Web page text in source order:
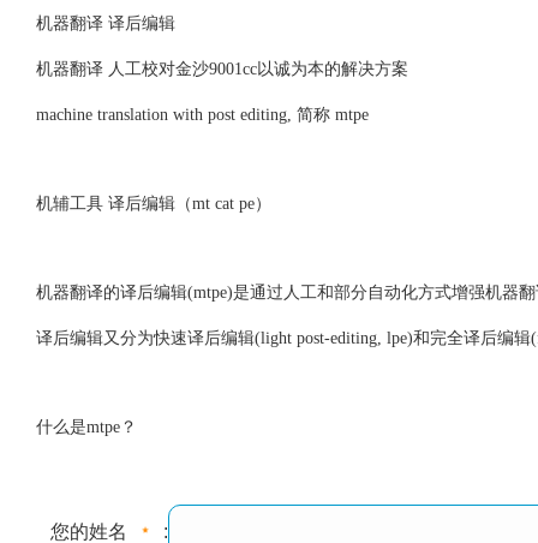
机器翻译 译后编辑
机器翻译 人工校对金沙9001cc以诚为本的解决方案
machine translation with post editing, 简称 mtpe
机辅工具 译后编辑（mt cat pe）
机器翻译的译后编辑(mtpe)是通过人工和部分自动化方式增强机器
译后编辑又分为快速译后编辑(light post-editing, lpe)和完全译后编辑
什么是mtpe？
您的姓名 :